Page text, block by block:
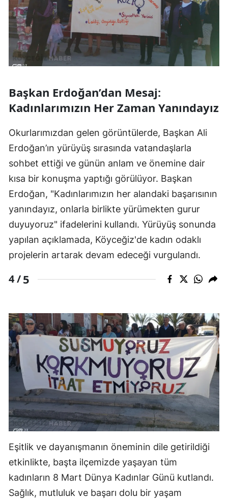
Başkan Erdoğan’dan Mesaj:
Kadınlarımızın Her Zaman Yanındayız
Okurlarımızdan gelen görüntülerde, Başkan Ali
Erdoğan’ın yürüyüş sırasında vatandaşlarla
sohbet ettiği ve günün anlam ve önemine dair
kısa bir konuşma yaptığı görülüyor. Başkan
Erdoğan, "Kadınlarımızın her alandaki başarısının
yanındayız, onlarla birlikte yürümekten gurur
duyuyoruz" ifadelerini kullandı. Yürüyüş sonunda
yapılan açıklamada, Köyceğiz'de kadın odaklı
projelerin artarak devam edeceği vurgulandı.
4 /5
Eşitlik ve dayanışmanın öneminin dile getirildiği
etkinlikte, başta ilçemizde yaşayan tüm
kadınların 8 Mart Dünya Kadınlar Günü kutlandı.
Sağlık, mutluluk ve başarı dolu bir yaşam